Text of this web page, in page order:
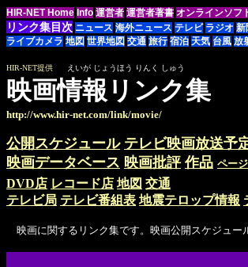
HIR-NET Home Info 運営者 運営者著書 オンラインソフ
リンク集目次 ニュース 海外ニュース テレビ ラジオ 新
ライブカメラ 地図 世界地図 交通 旅行 宿泊 天気 台風 放
HIR-NET提供 えいが じょうほう りんく しゅう
映画情報リンク集
http://www.hir-net.com/link/movie/
公開スケジュール テレビ映画放送予
映画データベース 映画批評 作品 ペー
DVD店 レコード店 地図 交通
テレビ局 テレビ番組表 地震テロップ情報
映画に関するリンク集です。映画公開スケジュー